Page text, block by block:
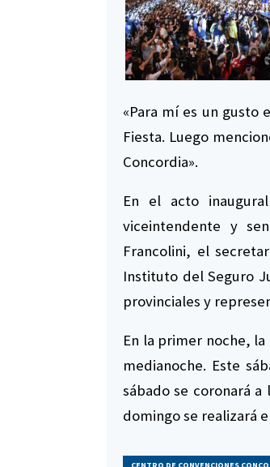
«Para mí es un gusto
Fiesta. Luego
Concordia».
En el acto
viceintendente y
Francolini, el
Instituto del Seguro
provinciales y
En la primer noche,
medianoche. Este
sábado se coronará a
domingo se realizará